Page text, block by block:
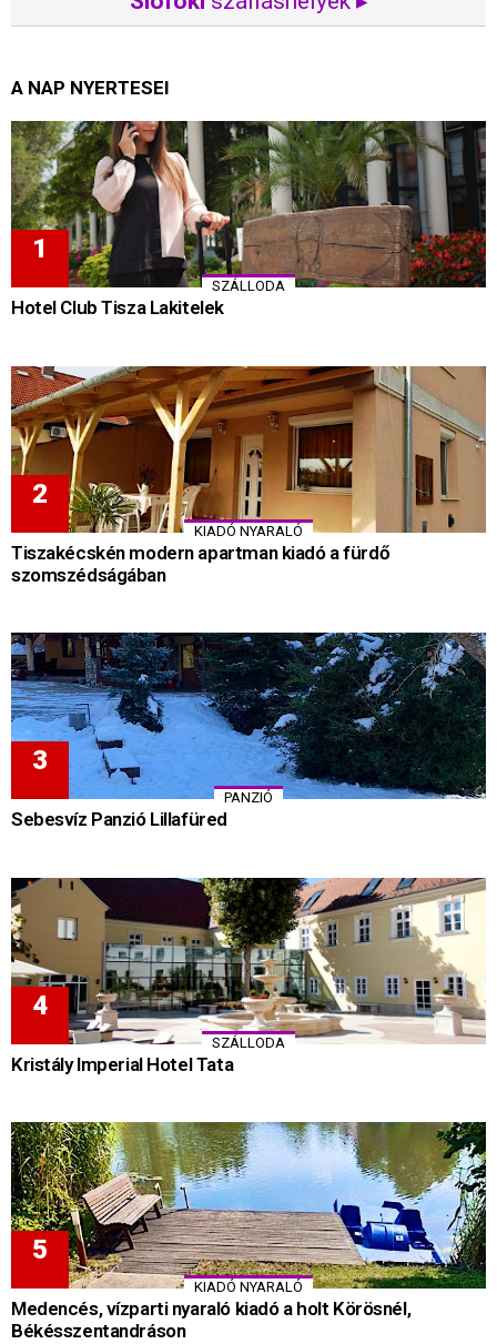
A NAP NYERTESEI
SZÁLLODA
Hotel Club Tisza Lakitelek
KIADÓ NYARALÓ
Tiszakécskén modern apartman kiadó a fürdő
szomszédságában
PANZIÓ
Sebesvíz Panzió Lillafüred
SZÁLLODA
Kristály Imperial Hotel Tata
KIADÓ NYARALÓ
Medencés, vízparti nyaraló kiadó a holt Körösnél,
Békésszentandráson